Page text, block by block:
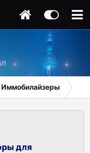
Иммобилайзеры
для